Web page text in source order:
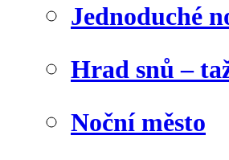
Jednoduché
Hrad snů –
Noční město